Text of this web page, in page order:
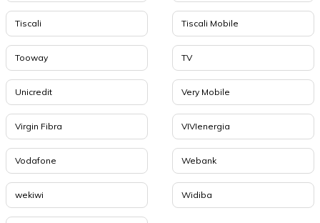
Tiscali Tiscali Mobile
Tooway TV
Unicredit Very Mobile
Virgin Fibra VIVIenergia
Vodafone Webank
wekiwi Widiba